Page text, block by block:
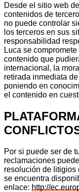
Desde el sitio web
contenidos de
no puede controlar
los terceros en sus
responsabilidad
Luca se
contenido que
internacional, la
retirada inmediata
poniendo en
el contenido en
Por si puede ser de
reclamaciones
resolución de litigios
se encuentra
enlace: http://